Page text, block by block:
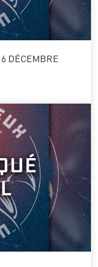
DÉCEMBRE